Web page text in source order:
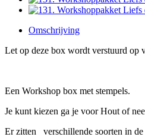
Omschrijving
Let op deze box wordt verstuurd op
Een Workshop box met stempels.
Je kunt kiezen ga je voor Hout of
Er zitten verschillende soorten in de